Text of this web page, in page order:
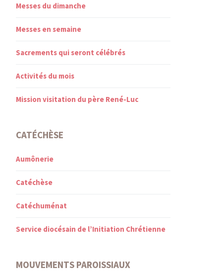
Messes du dimanche
Messes en semaine
Sacrements qui seront célébrés
Activités du mois
Mission visitation du père René-Luc
CATÉCHÈSE
Aumônerie
Catéchèse
Catéchuménat
Service diocésain de l’Initiation Chrétienne
MOUVEMENTS PAROISSIAUX